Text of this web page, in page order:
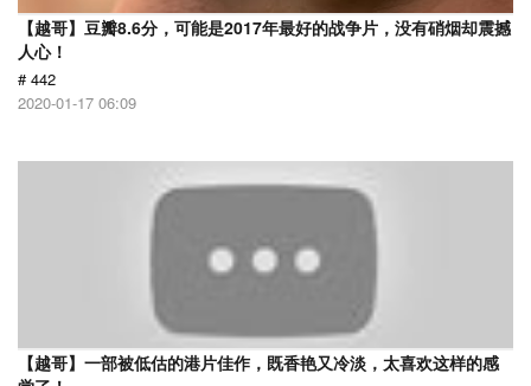
【越哥】豆瓣8.6分，可能是2017年最好的战争片，没有硝烟却震撼
人心！
# 442
2020-01-17 06:09
【越哥】一部被低估的港片佳作，既香艳又冷淡，太喜欢这样的感